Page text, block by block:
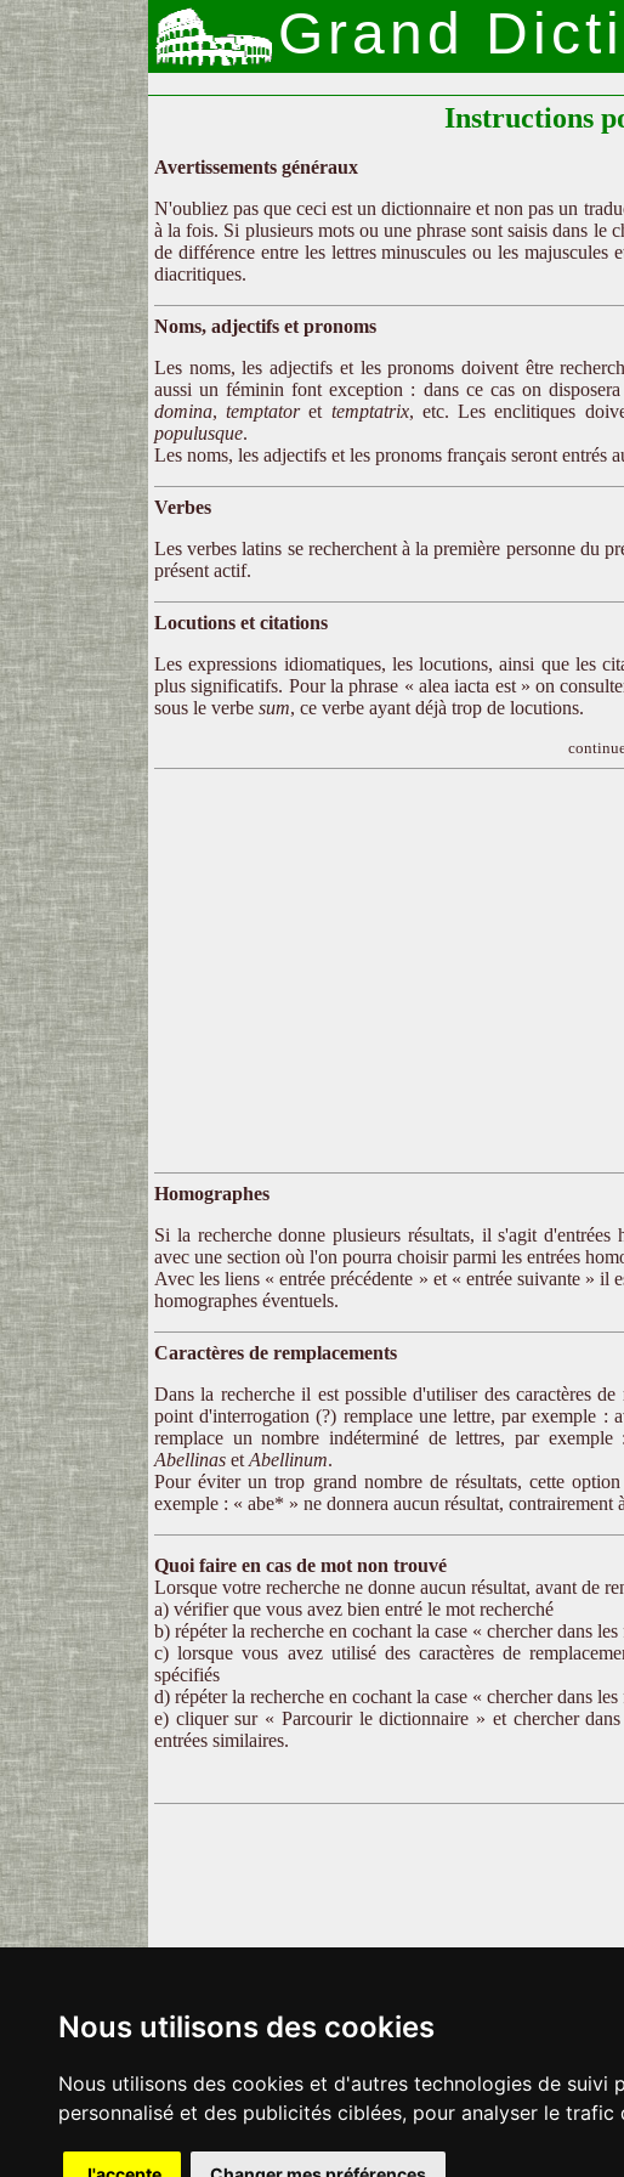
Nous utilisons des cookies
Nous utilisons des cookies et d'autres technologies de
personnalisé et des publicités ciblées, pour analyser le
Grand
Instructions
Avertissements généraux
N'oubliez pas que ceci est un dictionnaire et non pas un
à la fois. Si plusieurs mots ou une phrase sont saisis dans le
de différence entre les lettres minuscules ou les majuscules
diacritiques.
Noms, adjectifs et pronoms
Les noms, les adjectifs et les pronoms doivent être
aussi un féminin font exception : dans ce cas on
domina,temptatoret temptatrix, etc. Les enclitiques
populusque.
Les noms, les adjectifs et les pronoms français seront entrés
Verbes
Les verbes latins se recherchent à la première personne du
présent actif.
Locutions et citations
Les expressions idiomatiques, les locutions, ainsi que les
plus significatifs. Pour la phrase « alea iacta est » on
sous le verbe sum, ce verbe ayant déjà trop de locutions.
Homographes
Si la recherche donne plusieurs résultats, il s'agit
avec une section où l'on pourra choisir parmi les entrées
Avec les liens « entrée précédente » et « entrée suivante » il
homographes éventuels.
Caractères de remplacements
Dans la recherche il est possible d'utiliser des caractères
point d'interrogation (?) remplace une lettre, par exemple :
remplace un nombre indéterminé de lettres, par
Abellinas et Abellinum.
Pour éviter un trop grand nombre de résultats, cette
exemple : « abe* » ne donnera aucun résultat, contrairement
Quoi faire en cas de mot non trouvé
Lorsque votre recherche ne donne aucun résultat, avant de
a) vérifier que vous avez bien entré le mot recherché
b) répéter la recherche en cochant la case « chercher dans
c) lorsque vous avez utilisé des caractères de
spécifiés
d) répéter la recherche en cochant la case « chercher dans
e) cliquer sur « Parcourir le dictionnaire » et chercher
entrées similaires.